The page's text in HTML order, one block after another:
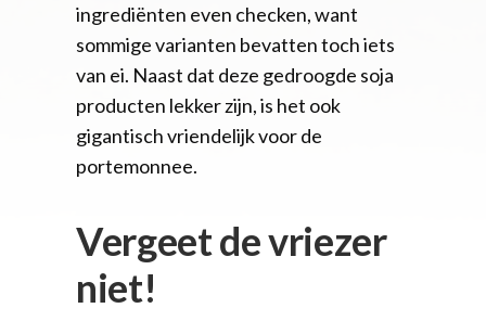
ingrediënten even checken, want
sommige varianten bevatten toch iets
van ei. Naast dat deze gedroogde soja
producten lekker zijn, is het ook
gigantisch vriendelijk voor de
portemonnee.
Vergeet de vriezer
niet!